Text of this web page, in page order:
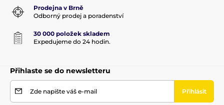
Prodejna v Brně
Odborný prodej a poradenství
30 000 položek skladem
Expedujeme do 24 hodin.
Přihlaste se do newsletteru
Zde napište váš e-mail Přihlásit